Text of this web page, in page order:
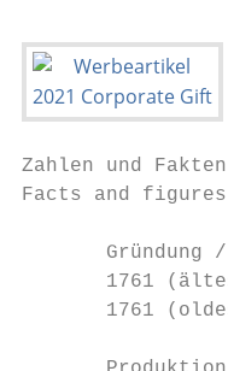
Zahlen und Fakten
Facts and figures
Gründung
1761
1761